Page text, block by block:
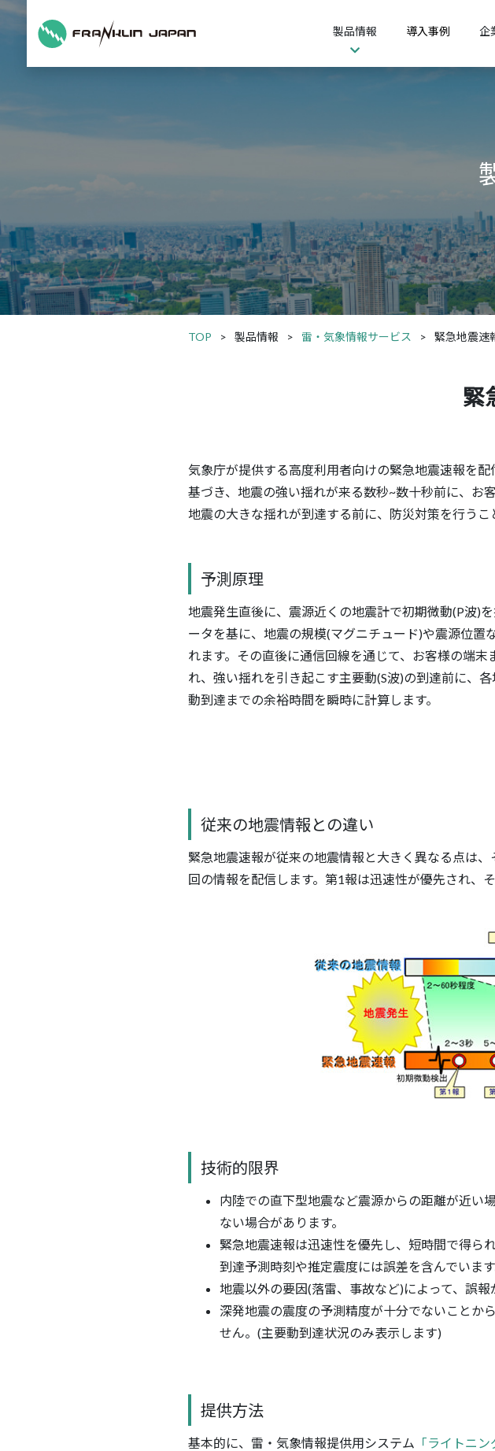
製品情報 導入事例 企
TOP 製品情報 雷・気象情報サービス 緊急地震速
緊
気象庁が提供する高度利用者向けの緊急地震速報を
基づき、地震の強い揺れが来る数秒~数十秒前に、お
地震の大きな揺れが到達する前に、防災対策を行うこ
予測原理
地震発生直後に、震源近くの地震計で初期微動(P波)
ータを基に、地震の規模(マグニチュード)や震源位置
れます。その直後に通信回線を通じて、お客様の端末
れ、強い揺れを引き起こす主要動(S波)の到達前に、
動到達までの余裕時間を瞬時に計算します。
従来の地震情報との違い
緊急地震速報が従来の地震情報と大きく異なる点は
回の情報を配信します。第1報は迅速性が優先され、
技術的限界
内陸での直下型地震など震源からの距離が近い
ない場合があります。
緊急地震速報は迅速性を優先し、短時間で得ら
到達予測時刻や推定震度には誤差を含んでいます
地震以外の要因(落雷、事故など)によって、誤報
深発地震の震度の予測精度が十分でないことか
せん。(主要動到達状況のみ表示します)
提供方法
基本的に、雷・気象情報提供用システム 「ライトニ